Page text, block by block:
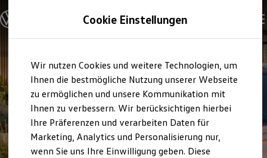
Hauptinhalt
springen
Footer
springen
Modelle und Konfigurator
Konfigurator
Modelle vergleichen
Elektroautos
ENERGY Sondermodelle
Nutzfahrzeuge
SUV und CUV
Familienautos
Kombis
Kompaktwagen
Sportwagen
Schnell verfügbare Fahrzeuge
Cookie Einstellungen
Wir nutzen Cookies und weitere Technologien, um
Ihnen die bestmögliche Nutzung unserer Webseite
zu ermöglichen und unsere Kommunikation mit
Ihnen zu verbessern. Wir berücksichtigen hierbei
Ihre Präferenzen und verarbeiten Daten für
Marketing, Analytics und Personalisierung nur,
wenn Sie uns Ihre Einwilligung geben. Diese